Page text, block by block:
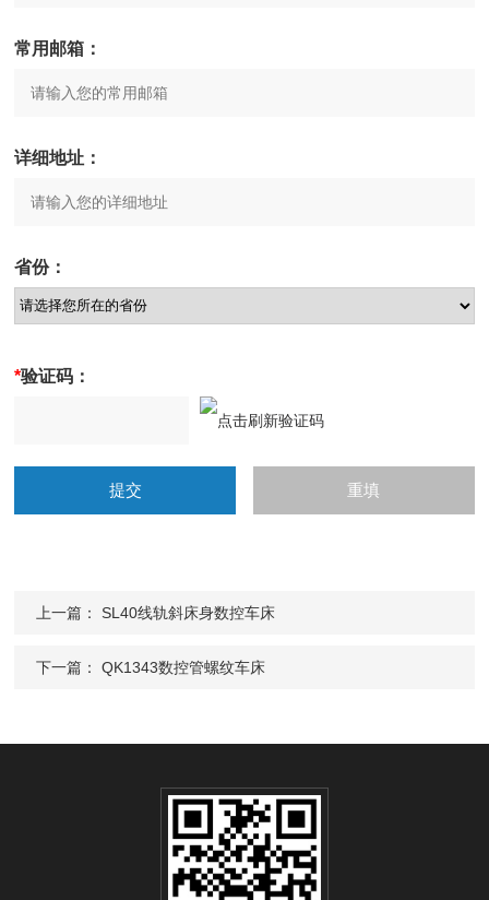
常用邮箱：
详细地址：
省份：
*验证码：
上一篇： SL40线轨斜床身数控车床
下一篇：QK1343数控管螺纹车床